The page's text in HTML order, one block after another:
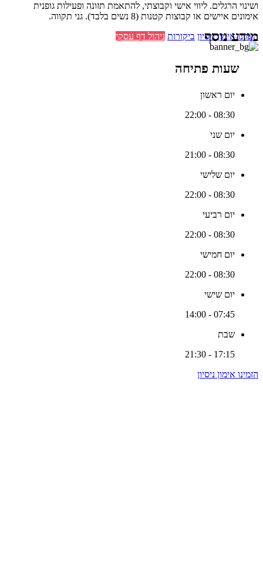
ושינוי הרגלים. ליווי אישי וקבוצתי, להתאמת תזונה ופעילות גופנית
אימונים איישים או קבוצות קטנות (8 נשים בלבד). גני תקווה.
הזמינו אימון ניסיון ביקורות ניהול דף עסקי מידע נוסף
שעות פתיחה
יום ראשון
08:30 - 22:00
יום שני
08:30 - 21:00
יום שלישי
08:30 - 22:00
יום רביעי
08:30 - 22:00
יום חמישי
08:30 - 22:00
יום שישי
07:45 - 14:00
שבת
17:15 - 21:30
הזמינו אימון ניסיון